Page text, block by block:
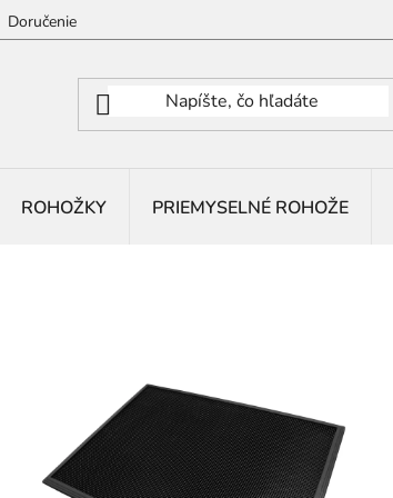
Doručenie
ROHOŽKY PRIEMYSELNÉ ROHOŽE